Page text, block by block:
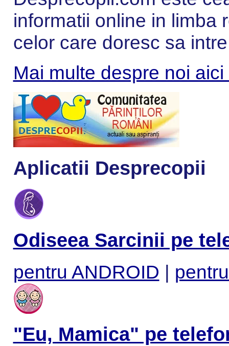
informatii online in limba
celor care doresc sa
Mai multe despre noi aici
Aplicatii Desprecopii
Odiseea Sarcinii pe
pentru ANDROID |
"Eu, Mamica" pe